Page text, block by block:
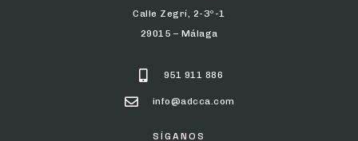
Calle Zegrí, 2-3º-1
29015 – Málaga
951 911 886
info@adcca.com
SÍGANOS